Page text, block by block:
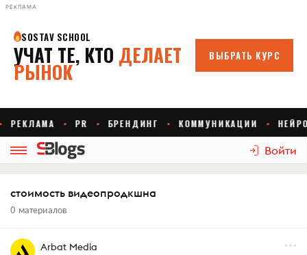
РЕКЛАМА
Войти
стоимость видеопродкшна
0 материалов
Arbat Media